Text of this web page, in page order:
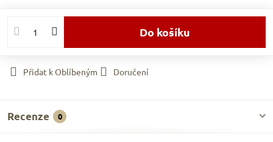
Do košíku
Přidat k Oblíbeným Doručení
Recenze 0